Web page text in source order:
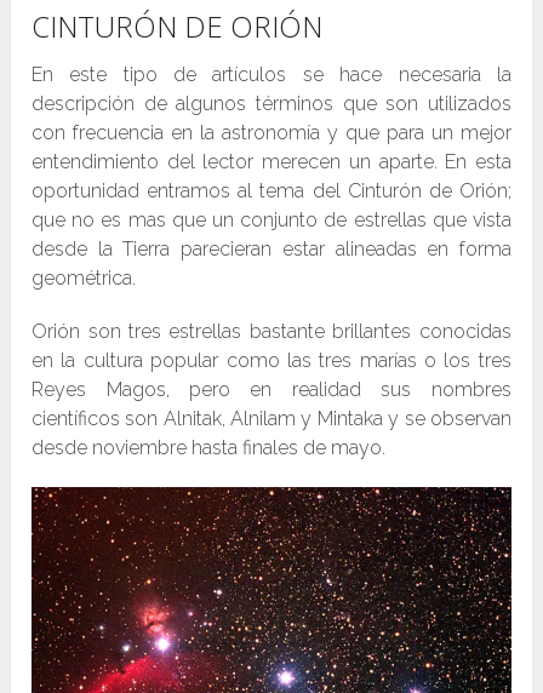
CINTURÓN DE ORIÓN
En este tipo de artículos se hace necesaria la
descripción de algunos términos que son utilizados
con frecuencia en la astronomía y que para un mejor
entendimiento del lector merecen un aparte. En esta
oportunidad entramos al tema del Cinturón de Orión;
que no es mas que un conjunto de estrellas que vista
desde la Tierra parecieran estar alineadas en forma
geométrica.
Orión son tres estrellas bastante brillantes conocidas
en la cultura popular como las tres marías o los tres
Reyes Magos, pero en realidad sus nombres
científicos son Alnitak, Alnilam y Mintaka y se observan
desde noviembre hasta finales de mayo.